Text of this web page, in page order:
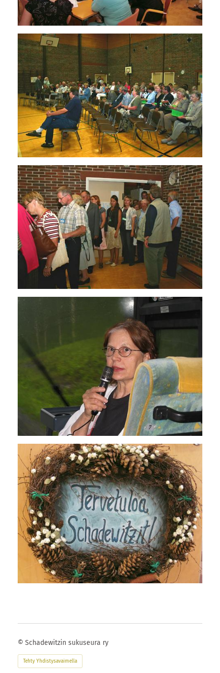
© Schadewitzin sukuseura ry
Tehty Yhdistysavaimella